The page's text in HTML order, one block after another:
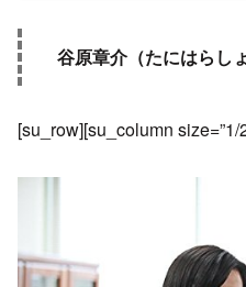
谷原章介（たにはらし
[su_row][su_column size=”1/